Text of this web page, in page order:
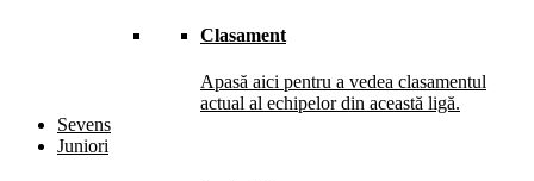
Clasament
Apasă aici pentru a vedea clasamentul
actual al echipelor din această ligă.
Sevens
Juniori